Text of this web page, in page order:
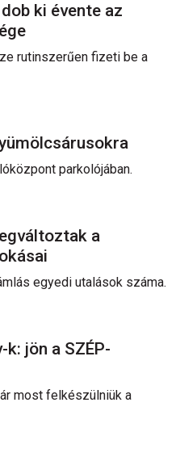
ki évente az
rutinszerűen fizeti be a
parkolójában.
a
egyedi utalások száma.
jön a SZÉP-
most felkészülniük a